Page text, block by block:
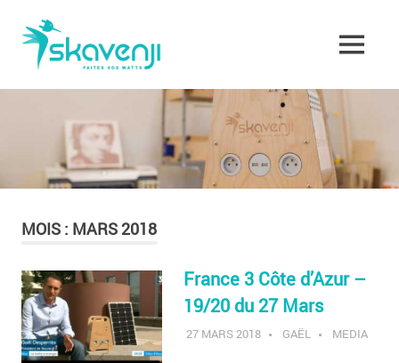
content
MENU
MOIS : MARS 2018
France 3 Côte d’Azur –
19/20 du 27 Mars
27 MARS 2018 GAËL MEDIA